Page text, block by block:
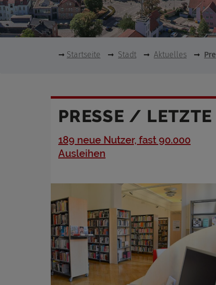
Startseite Stadt Aktuelles
PRESSE / LETZTE
189 neue Nutzer, fast 90.000
Ausleihen